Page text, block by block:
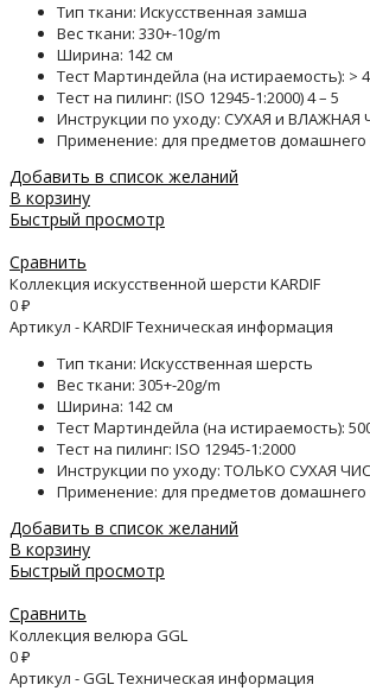
Тип ткани: Искусственная замша
Вес ткани: 330+-10g/m
Ширина: 142 см
Тест Мартиндейла (на истираемость): >
Тест на пилинг: (ISO 12945-1:2000) 4 – 5
Инструкции по уходу: СУХАЯ и ВЛАЖНАЯ
Применение: для предметов домашнего
Добавить в список желаний
В корзину
Быстрый просмотр
Сравнить
Коллекция искусственной шерсти KARDIF
0₽
Артикул - KARDIF Техническая информация
Тип ткани: Искусственная шерсть
Вес ткани: 305+-20g/m
Ширина: 142 см
Тест Мартиндейла (на истираемость):
Тест на пилинг: ISO 12945-1:2000
Инструкции по уходу: ТОЛЬКО СУХАЯ
Применение: для предметов домашнего
Добавить в список желаний
В корзину
Быстрый просмотр
Сравнить
Коллекция велюра GGL
0₽
Артикул - GGL Техническая информация